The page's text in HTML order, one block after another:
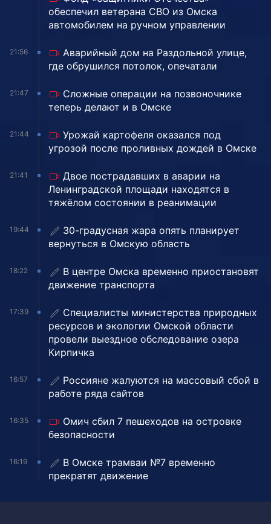
обеспечил ветерана СВО из Омска
автомобилем на ручном управлении
21:56
Аварийный дом на Раздольной улице,
где обрушился потолок, опечатали
21:47
Сложные операции на позвоночнике
теперь делают и в Омске
21:44
Урожай картофеля оказался под
угрозой после проливных дождей в Омске
21:41
Двое пострадавших в аварии на
Ленинградской площади находятся в
тяжёлом состоянии в реанимации
19:44
30-градусная жара опять планирует
вернуться в Омскую область
18:22
В центре Омска временно приостановят
движение транспорта
17:39
Специалисты министерства природных
ресурсов и экологии Омской области
провели выездное обследование озера
Кирпичка
16:57
Россияне жалуются на массовый сбой в
работе ряда сайтов
16:35
Омич сбил 7 пешеходов на островке
безопасности
16:19
В Омске трамваи №7 временно
прекратят движение